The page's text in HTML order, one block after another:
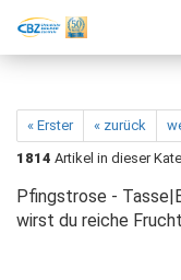
« Erster « zurück
1814 Artikel in dieser
Pfingstrose -
wirst du reiche